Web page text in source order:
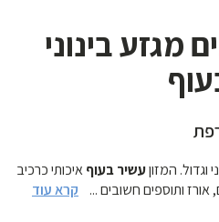
מגזע בינוני
וגדול. המזוןעשיר בעוףאיכותי כרכיב
אורז ותוספים חשובים התורמים
... קרא עוד